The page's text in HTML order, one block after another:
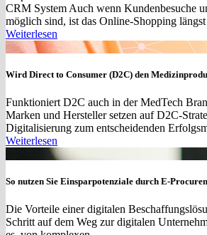
CRM System Auch wenn Kundenbesuche
möglich sind, ist das Online-Shopping
Weiterlesen
Wird Direct to Consumer (D2C) den
Funktioniert D2C auch in der MedTech
Marken und Hersteller setzen auf D2C-
Digitalisierung zum entscheidenden
Weiterlesen
So nutzen Sie Einsparpotenziale durch E-
Die Vorteile einer digitalen
Schritt auf dem Weg zur digitalen